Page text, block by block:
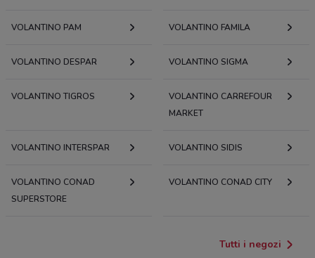
VOLANTINO PAM VOLANTINO FAMILA
VOLANTINO DESPAR VOLANTINO SIGMA
VOLANTINO TIGROS
VOLANTINO CARREFOUR
MARKET
VOLANTINO INTERSPAR VOLANTINO SIDIS
VOLANTINO CONAD
SUPERSTORE
VOLANTINO CONAD CITY
Tutti i negozi